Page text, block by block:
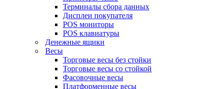
Терминалы сбора данных
Дисплеи покупателя
POS мониторы
POS клавиатуры
Денежные ящики
Весы
Торговые весы без стойки
Торговые весы со стойкой
Фасовочные весы
Платформенные весы